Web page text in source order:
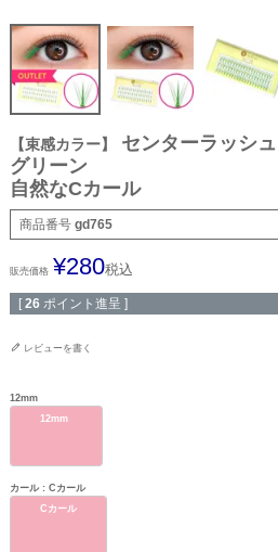
【束感カラー】
センターラッシュ
グリーン
自然なCカール
商品番号 gd765
販売価格 ¥280税込
[ 26 ポイント進呈 ]
レビューを書く
12mm
12mm
カール
Cカール
Cカール